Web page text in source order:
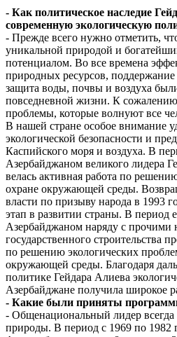
- Как политическое наследие
современную экологическую
- Прежде всего нужно отметить,
уникальной природой и
потенциалом. Во все времена
природных ресурсов, поддержание
защита воды, почвы и воздуха
повседневной жизни. К
проблемы, которые волнуют все
В нашей стране особое внимание
экологической безопасности и
Каспийского моря и воздуха. В
Азербайджаном великого лидера
велась активная работа по
охране окружающей среды.
власти по призыву народа в 1993
этап в развитии страны. В период
Азербайджаном наряду с прочими
государственного строительства
по решению экологических
окружающей среды. Благодаря
политике Гейдара Алиева
Азербайджане получила широкое
- Какие были приняты
- Общенациональный лидер
природы. В период с 1969 по 1982